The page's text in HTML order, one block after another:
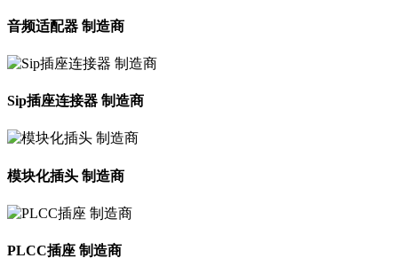
音频适配器 制造商
Sip插座连接器 制造商
模块化插头 制造商
PLCC插座 制造商